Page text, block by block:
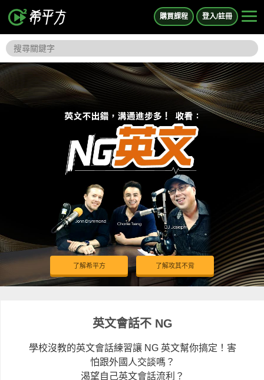
購買課程 登入/註冊
了解希平方 了解攻其不背
英文會話不 NG
學校沒教的英文會話練習讓 NG 英文幫你搞定！害
怕跟外國人交談嗎？
渴望自己英文會話流利？